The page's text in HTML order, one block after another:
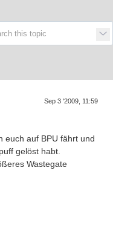
Sep 3 '2009, 11:59
euch auf BPU fährt und
gelöst habt.
Wastegate